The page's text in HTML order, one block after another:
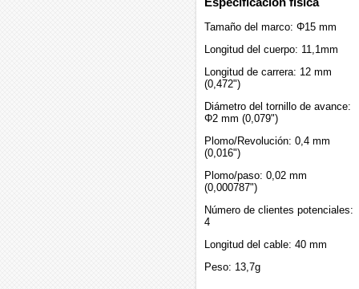
Tamaño del marco: Φ15 mm
Longitud del cuerpo: 11,1mm
Longitud de carrera: 12 mm
(0,472")
Diámetro del tornillo de avance:
Φ2 mm (0,079")
Plomo/Revolución: 0,4 mm
(0,016")
Plomo/paso: 0,02 mm
(0,000787")
Número de clientes potenciales:
4
Longitud del cable: 40 mm
Peso: 13,7g